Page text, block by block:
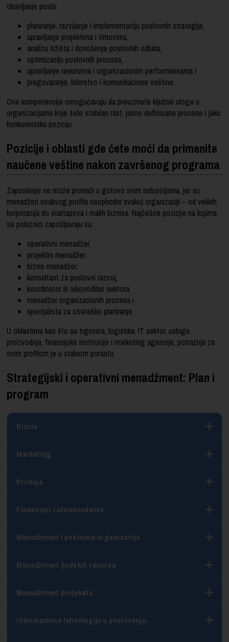
obavljanje posla:
planiranje, razvijanje i implementaciju poslovnih strategija,
upravljanje projektima i timovima,
analizu tržišta i donošenje poslovnih odluka,
optimizaciju poslovnih procesa,
upravljanje resursima i organizacionim performansama i
pregovaranje, liderstvo i komunikacione veštine.
Ove kompetencije omogućavaju da preuzmete ključne uloge u
organizacijama koje žele stabilan rast, jasno definisane procese i jaku
konkurentsku poziciju.
Pozicije i oblasti gde ćete moći da primenite
naučene veštine nakon završenog programa
Zaposlenje se može pronaći u gotovo svim industrijama, jer su
menadžeri ovakvog profila neophodni svakoj organizaciji – od velikih
korporacija do startapova i malih biznisa. Najčešće pozicije na kojima
se polaznici zapošljavaju su:
operativni menadžer,
projektni menadžer,
biznis menadžer,
konsultant za poslovni razvoj,
koordinator ili rukovodilac sektora,
menadžer organizacionih procesa i
specijalista za strateško planiranje.
U oblastima kao što su trgovina, logistika, IT sektor, usluge,
proizvodnja, finansijske institucije i marketing agencije, potražnja za
ovim profilom je u stalnom porastu.
Strategijski i operativni menadžment: Plan i
program
Biznis
Marketing
Prodaja
Finansije i računovodstvo
Menadžment i poslovna organizacija
Menadžment ljudskih resursa
Menadžment projekata
Informacione tehnologije u poslovanju